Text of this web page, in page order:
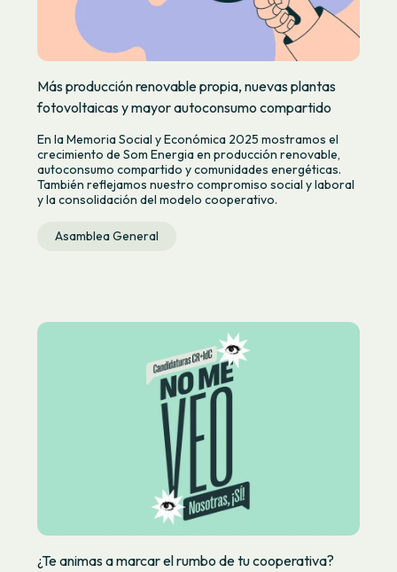
Más producción renovable propia, nuevas plantas
fotovoltaicas y mayor autoconsumo compartido
En la Memoria Social y Económica 2025 mostramos el
crecimiento de Som Energia en producción renovable,
autoconsumo compartido y comunidades energéticas.
También reflejamos nuestro compromiso social y laboral
y la consolidación del modelo cooperativo.
Asamblea General
¿Te animas a marcar el rumbo de tu cooperativa?